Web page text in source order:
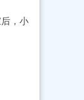
，小